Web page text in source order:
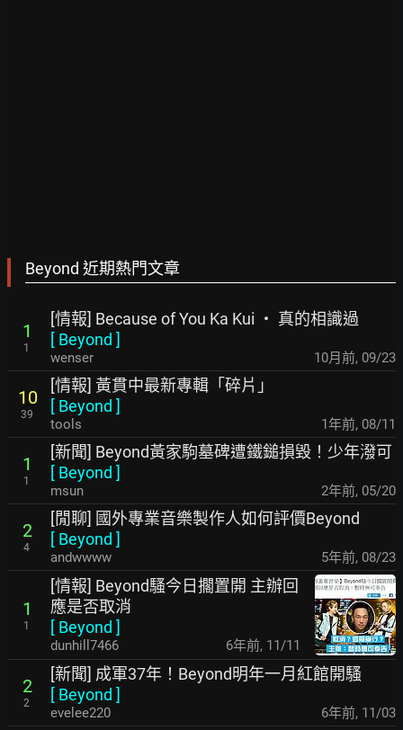
Beyond 近期熱門文章
1
1
[情報] Because of You Ka Kui ‧ 真的相識過
[ Beyond ]
wenser 10月前, 09/23
10
39
[情報] 黃貫中最新專輯「碎片」
[ Beyond ]
tools 1年前, 08/11
1
1
[新聞] Beyond黃家駒墓碑遭鐵鎚損毀！少年潑可
[ Beyond ]
msun 2年前, 05/20
2
4
[閒聊] 國外專業音樂製作人如何評價Beyond
[ Beyond ]
andwwww 5年前, 08/23
1
1
[情報] Beyond騷今日擱置開 主辦回
應是否取消
[ Beyond ]
dunhill7466 6年前, 11/11
2
2
[新聞] 成軍37年！Beyond明年一月紅館開騷
[ Beyond ]
evelee220 6年前, 11/03